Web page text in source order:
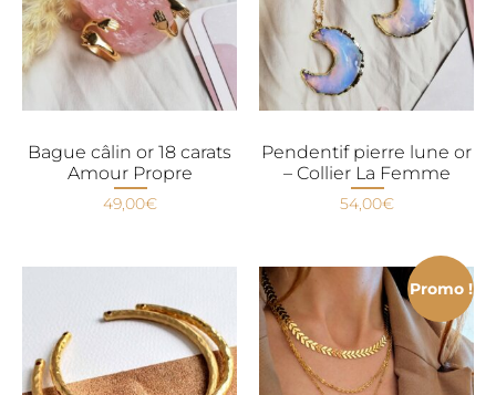
Bague câlin or 18 carats
Amour Propre
49,00€
Pendentif pierre lune or
– Collier La Femme
54,00€
Promo !